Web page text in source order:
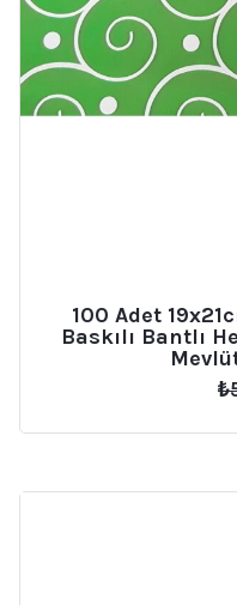
100 Adet
Baskılı Bantlı
₺